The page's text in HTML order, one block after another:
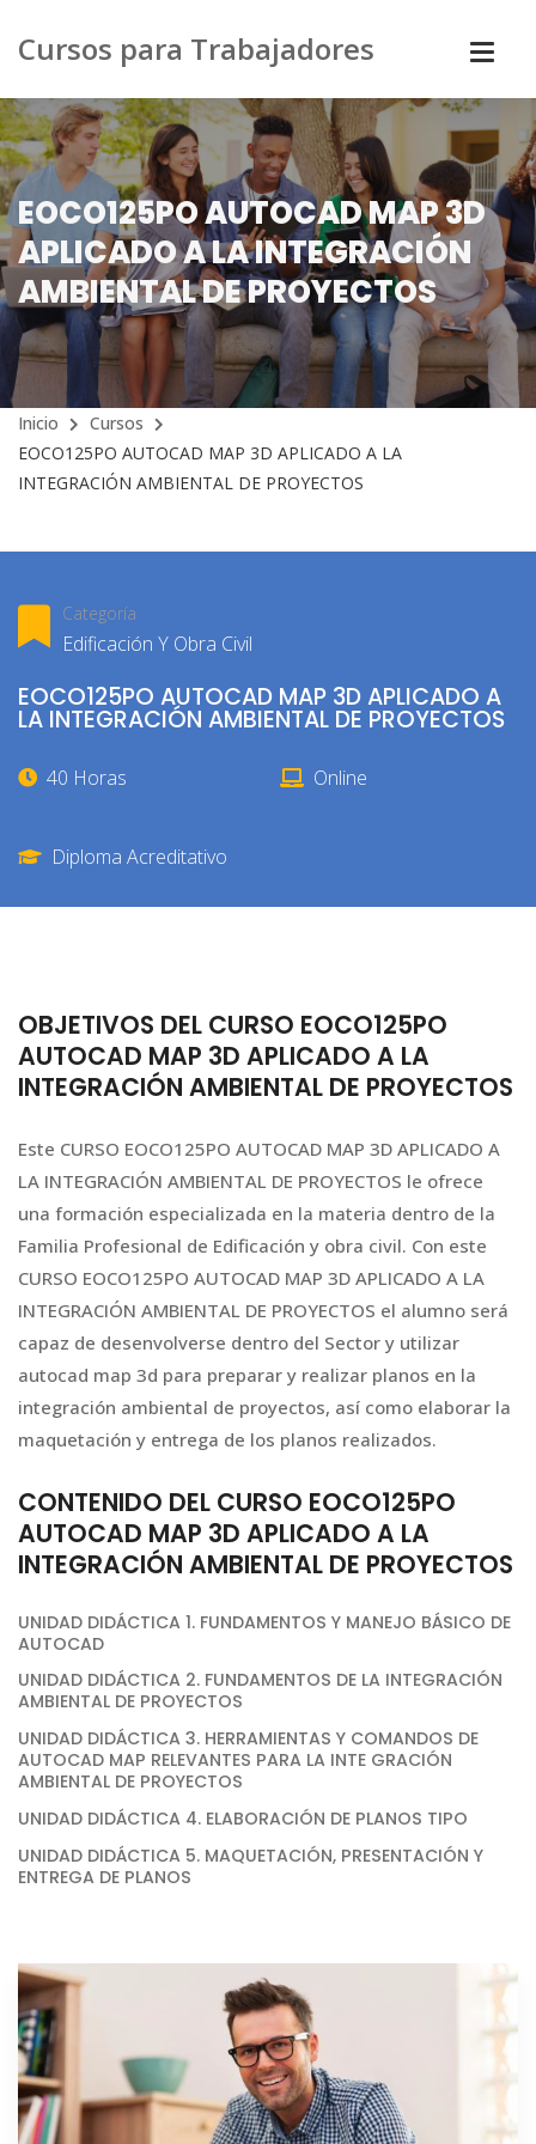
Cursos para Trabajadores
EOCO125PO AUTOCAD MAP 3D
APLICADO A LA INTEGRACIÓN
AMBIENTAL DE PROYECTOS
Inicio
Cursos
EOCO125PO AUTOCAD MAP 3D APLICADO A LA
INTEGRACIÓN AMBIENTAL DE PROYECTOS
Categoría
Edificación Y Obra Civil
EOCO125PO AUTOCAD MAP 3D APLICADO A
LA INTEGRACIÓN AMBIENTAL DE PROYECTOS
40 Horas Online
Diploma Acreditativo
OBJETIVOS DEL CURSO EOCO125PO
AUTOCAD MAP 3D APLICADO A LA
INTEGRACIÓN AMBIENTAL DE PROYECTOS
Este CURSO EOCO125PO AUTOCAD MAP 3D APLICADO A
LA INTEGRACIÓN AMBIENTAL DE PROYECTOS le ofrece
una formación especializada en la materia dentro de la
Familia Profesional de Edificación y obra civil. Con este
CURSO EOCO125PO AUTOCAD MAP 3D APLICADO A LA
INTEGRACIÓN AMBIENTAL DE PROYECTOS el alumno será
capaz de desenvolverse dentro del Sector y utilizar
autocad map 3d para preparar y realizar planos en la
integración ambiental de proyectos, así como elaborar la
maquetación y entrega de los planos realizados.
CONTENIDO DEL CURSO EOCO125PO
AUTOCAD MAP 3D APLICADO A LA
INTEGRACIÓN AMBIENTAL DE PROYECTOS
UNIDAD DIDÁCTICA 1. FUNDAMENTOS Y MANEJO BÁSICO DE
AUTOCAD
UNIDAD DIDÁCTICA 2. FUNDAMENTOS DE LA INTEGRACIÓN
AMBIENTAL DE PROYECTOS
UNIDAD DIDÁCTICA 3. HERRAMIENTAS Y COMANDOS DE
AUTOCAD MAP RELEVANTES PARA LA INTE GRACIÓN
AMBIENTAL DE PROYECTOS
UNIDAD DIDÁCTICA 4. ELABORACIÓN DE PLANOS TIPO
UNIDAD DIDÁCTICA 5. MAQUETACIÓN, PRESENTACIÓN Y
ENTREGA DE PLANOS